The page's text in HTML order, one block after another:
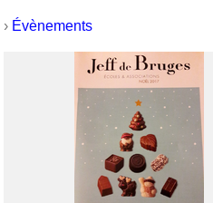
› Évènements